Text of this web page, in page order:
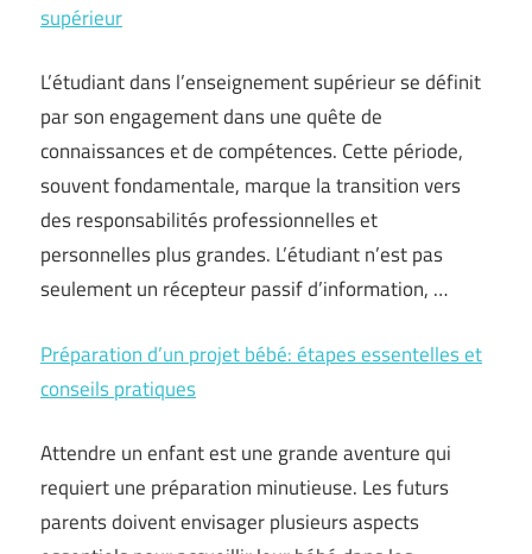
supérieur
L’étudiant dans l’enseignement supérieur se définit
par son engagement dans une quête de
connaissances et de compétences. Cette période,
souvent fondamentale, marque la transition vers
des responsabilités professionnelles et
personnelles plus grandes. L’étudiant n’est pas
seulement un récepteur passif d’information, …
Préparation d’un projet bébé: étapes essentelles et
conseils pratiques
Attendre un enfant est une grande aventure qui
requiert une préparation minutieuse. Les futurs
parents doivent envisager plusieurs aspects